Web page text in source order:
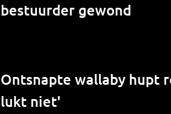
bestuurder gewond
Ontsnapte wallaby hupt
lukt niet'